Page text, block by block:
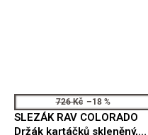
726 Kč –18 %
SLEZÁK RAV COLORADO
Držák kartáčků skleněný,